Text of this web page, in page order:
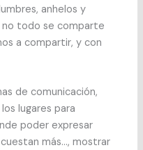
anhelos y
no todo se comparte
a compartir, y con
de comunicación,
lugares para
poder expresar
más…, mostrar